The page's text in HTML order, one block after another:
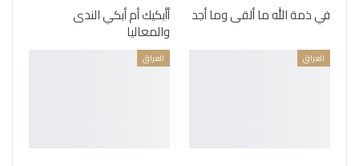
في ذمة الله ما ألقى وما أجد أأبكيك أم أبكي الندى
والمعاليا
العراق العراق